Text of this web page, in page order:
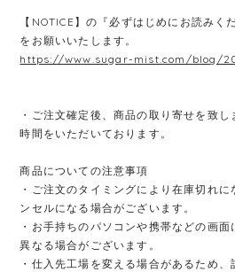
【NOTICE】の『必ずはじめにお読みく
をお願いいたします。
https://www.sugar-mist.com/blog/
・ご注文確定後、商品の取り寄せを致
時間をいただいております。
商品についての注意事項
・ご注文のタイミングにより在庫切れ
ンセルになる場合がございます。
・お手持ちのパソコンや携帯などの画
異なる場合がございます。
・仕入先工場を変える場合があるため